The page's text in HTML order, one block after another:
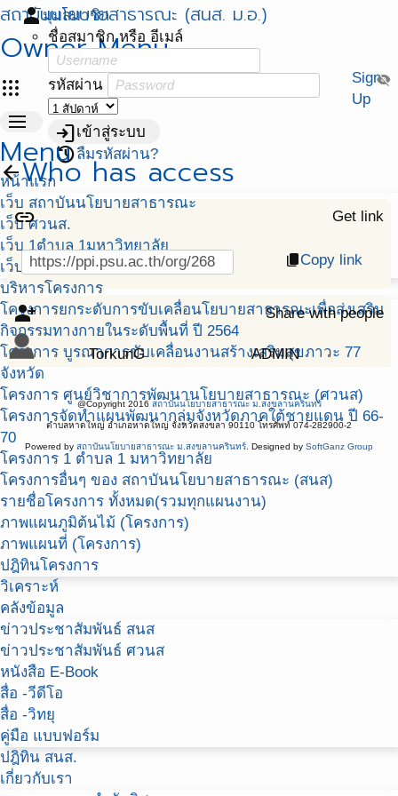
สถาบันนโยบายสาธารณะ (สนส. ม.อ.)
Owner Menu
apps
personมุมสมาชิก
ชื่อสมาชิก หรือ อีเมล์
รหัสผ่าน visibility_off
loginเข้าสู่ระบบ
restoreลืมรหัสผ่าน?
Sign
Up
menu
Menu
หน้าแรก
เว็บ สถาบันนโยบายสาธารณะ
เว็บ ศวนส.
เว็บ 1ตำบล 1มหาวิทยาลัย
เว็บ พัฒนาศักยภาพฯ สสส.
บริหารโครงการ
โครงการยกระดับการขับเคลื่อนโยบายสาธารณะเพื่อส่งเสริม
กิจกรรมทางกายในระดับพื้นที่ ปี 2564
โครงการ บูรณาการขับเคลื่อนงานสร้างเสริมสุขภาวะ 77
จังหวัด
โครงการ ศูนย์วิชาการพัฒนานโยบายสาธารณะ (ศวนส)
โครงการจัดทำแผนพัฒนากลุ่มจังหวัดภาคใต้ชายแดน ปี 66-
70
โครงการ 1 ตำบล 1 มหาวิทยาลัย
โครงการอื่นๆ ของ สถาบันนโยบายสาธารณะ (สนส)
รายชื่อโครงการ ทั้งหมด(รวมทุกแผนงาน)
ภาพแผนภูมิต้นไม้ (โครงการ)
ภาพแผนที่ (โครงการ)
ปฎิทินโครงการ
วิเคราะห์
คลังข้อมูล
ข่าวประชาสัมพันธ์ สนส
ข่าวประชาสัมพันธ์ ศวนส
หนังสือ E-Book
สื่อ -วีดีโอ
สื่อ -วิทยุ
คู่มือ แบบฟอร์ม
ปฎิทิน สนส.
เกี่ยวกับเรา
arrow_backWho has access
link Get link
content_copyCopy link
person_add_alt Share with people
TorkunG ADMIN
@Copyright 2016 สถาบันนโยบายสาธารณะ ม.สงขลานครินทร์
ตำบลหาดใหญ่ อำเภอหาดใหญ่ จังหวัดสงขลา 90110 โทรศัพท์ 074-282900-2
Powered by สถาบันนโยบายสาธารณะ ม.สงขลานครินทร์ . Designed by SoftGanz Group